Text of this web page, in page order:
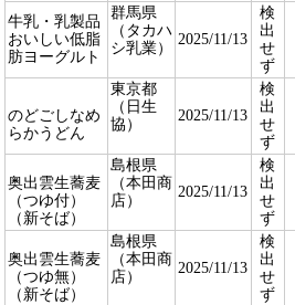
牛乳・乳製品
おいしい低脂
肪ヨーグルト
群馬県
（タカハ
シ乳業）
2025/11/13
検
出
せ
ず
のどごしなめ
らかうどん
東京都
（日生
協）
2025/11/13
検
出
せ
ず
奥出雲生蕎麦
（つゆ付）
（新そば）
島根県
（本田商
店）
2025/11/13
検
出
せ
ず
奥出雲生蕎麦
（つゆ無）
（新そば）
島根県
（本田商
店）
2025/11/13
検
出
せ
ず